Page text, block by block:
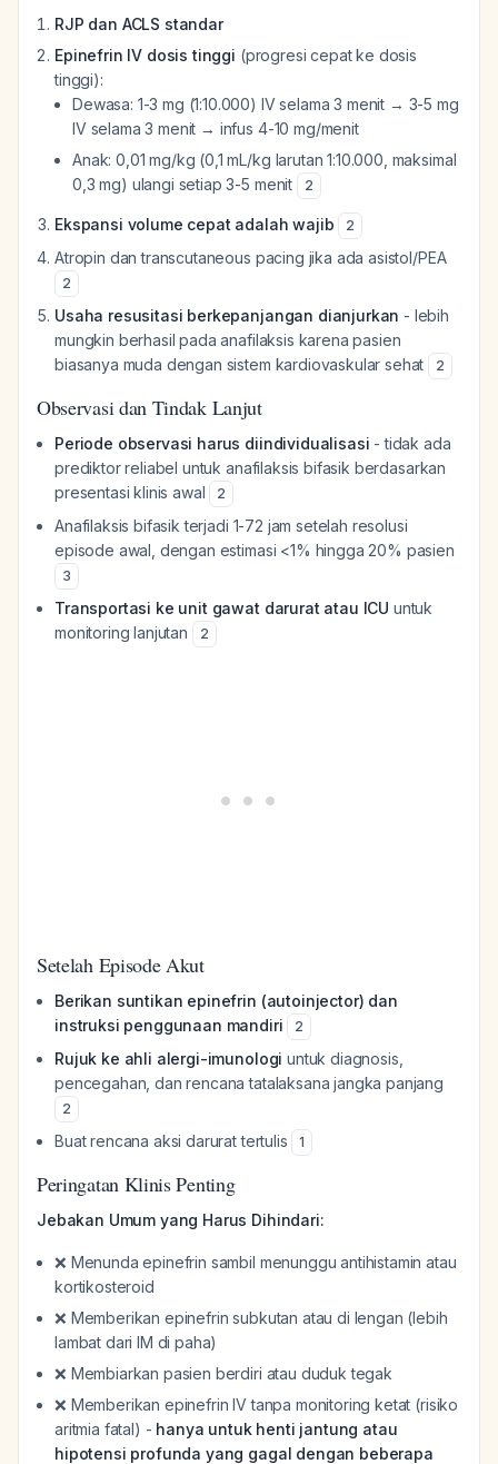
RJP dan ACLS standar
Epinefrin IV dosis tinggi (progresi cepat ke dosis
tinggi):
Dewasa: 1-3 mg (1:10.000) IV selama 3 menit → 3-5 mg
IV selama 3 menit → infus 4-10 mg/menit
Anak: 0,01 mg/kg (0,1 mL/kg larutan 1:10.000, maksimal
0,3 mg) ulangi setiap 3-5 menit
2
Ekspansi volume cepat adalah wajib 2
Atropin dan transcutaneous pacing jika ada asistol/PEA
2
Usaha resusitasi berkepanjangan dianjurkan - lebih
mungkin berhasil pada anafilaksis karena pasien
biasanya muda dengan sistem kardiovaskular sehat
2
Observasi dan Tindak Lanjut
Periode observasi harus diindividualisasi - tidak ada
prediktor reliabel untuk anafilaksis bifasik berdasarkan
presentasi klinis awal
2
Anafilaksis bifasik terjadi 1-72 jam setelah resolusi
episode awal, dengan estimasi <1% hingga 20% pasien
3
Transportasi ke unit gawat darurat atau ICU untuk
monitoring lanjutan
2
Setelah Episode Akut
Berikan suntikan epinefrin (autoinjector) dan
instruksi penggunaan mandiri
2
Rujuk ke ahli alergi-imunologi untuk diagnosis,
pencegahan, dan rencana tatalaksana jangka panjang
2
Buat rencana aksi darurat tertulis 1
Peringatan Klinis Penting
Jebakan Umum yang Harus Dihindari:
❌ Menunda epinefrin sambil menunggu antihistamin atau
kortikosteroid
❌ Memberikan epinefrin subkutan atau di lengan (lebih
lambat dari IM di paha)
❌ Membiarkan pasien berdiri atau duduk tegak
❌ Memberikan epinefrin IV tanpa monitoring ketat (risiko
aritmia fatal) - hanya untuk henti jantung atau
hipotensi profunda yang gagal dengan beberapa